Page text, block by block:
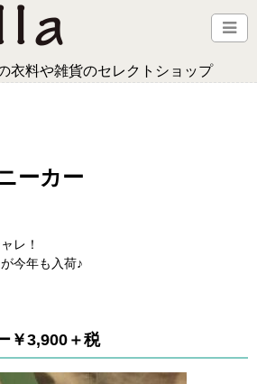
衣料や雑貨のセレクトショップ
ーカー
レ！
今年も入荷♪
￥3,900＋税